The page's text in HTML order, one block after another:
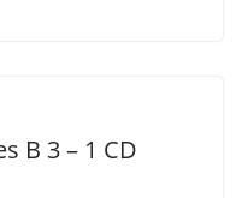
B 3 – 1 CD